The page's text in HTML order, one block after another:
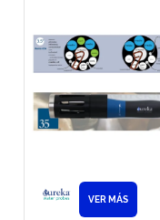
VER MÁS